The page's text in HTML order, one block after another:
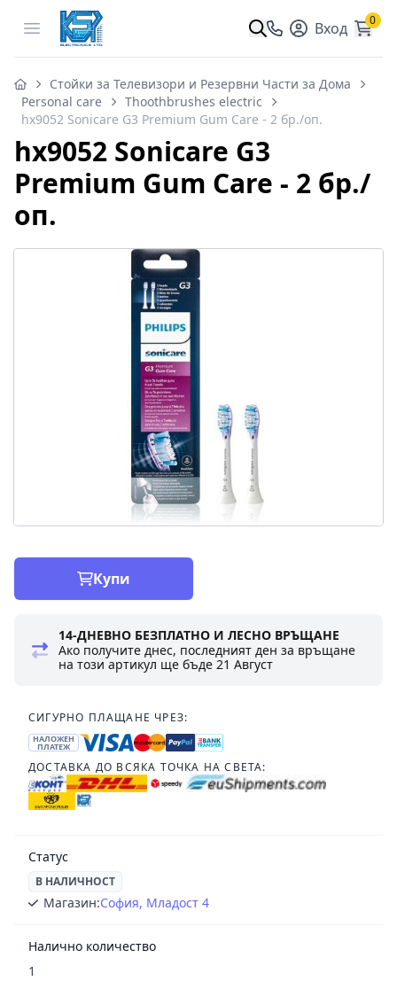
Open menu Вход 0
Стойки за Телевизори и Резервни Части за Дома
Personal care
Thoothbrushes electric
hx9052 Sonicare G3 Premium Gum Care - 2 бр./оп.
hx9052 Sonicare G3
Premium Gum Care - 2 бр./
оп.
Купи
14-ДНЕВНО БЕЗПЛАТНО И ЛЕСНО ВРЪЩАНЕ
Ако получите днес, последният ден за връщане
на този артикул ще бъде21 Август
СИГУРНО ПЛАЩАНЕ ЧРЕЗ:
НАЛОЖЕН
ПЛАТЕЖ
ДОСТАВКА ДО ВСЯКА ТОЧКА НА СВЕТА:
Статус
В НАЛИЧНОСТ
Магазин:София, Младост 4
Налично количество
1